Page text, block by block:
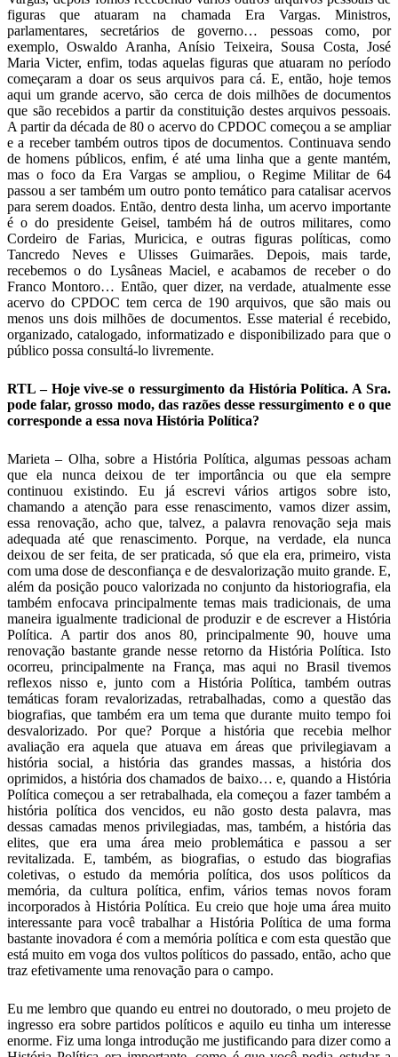
figuras que atuaram na chamada Era Vargas. Ministros,
parlamentares, secretários de governo… pessoas como, por
exemplo, Oswaldo Aranha, Anísio Teixeira, Sousa Costa, José
Maria Victer, enfim, todas aquelas figuras que atuaram no período
começaram a doar os seus arquivos para cá. E, então, hoje temos
aqui um grande acervo, são cerca de dois milhões de documentos
que são recebidos a partir da constituição destes arquivos pessoais.
A partir da década de 80 o acervo do CPDOC começou a se ampliar
e a receber também outros tipos de documentos. Continuava sendo
de homens públicos, enfim, é até uma linha que a gente mantém,
mas o foco da Era Vargas se ampliou, o Regime Militar de 64
passou a ser também um outro ponto temático para catalisar acervos
para serem doados. Então, dentro desta linha, um acervo importante
é o do presidente Geisel, também há de outros militares, como
Cordeiro de Farias, Muricica, e outras figuras políticas, como
Tancredo Neves e Ulisses Guimarães. Depois, mais tarde,
recebemos o do Lysâneas Maciel, e acabamos de receber o do
Franco Montoro… Então, quer dizer, na verdade, atualmente esse
acervo do CPDOC tem cerca de 190 arquivos, que são mais ou
menos uns dois milhões de documentos. Esse material é recebido,
organizado, catalogado, informatizado e disponibilizado para que o
público possa consultá-lo livremente.
RTL – Hoje vive-se o ressurgimento da História Política. A Sra.
pode falar, grosso modo, das razões desse ressurgimento e o que
corresponde a essa nova História Política?
Marieta – Olha, sobre a História Política, algumas pessoas acham
que ela nunca deixou de ter importância ou que ela sempre
continuou existindo. Eu já escrevi vários artigos sobre isto,
chamando a atenção para esse renascimento, vamos dizer assim,
essa renovação, acho que, talvez, a palavra renovação seja mais
adequada até que renascimento. Porque, na verdade, ela nunca
deixou de ser feita, de ser praticada, só que ela era, primeiro, vista
com uma dose de desconfiança e de desvalorização muito grande. E,
além da posição pouco valorizada no conjunto da historiografia, ela
também enfocava principalmente temas mais tradicionais, de uma
maneira igualmente tradicional de produzir e de escrever a História
Política. A partir dos anos 80, principalmente 90, houve uma
renovação bastante grande nesse retorno da História Política. Isto
ocorreu, principalmente na França, mas aqui no Brasil tivemos
reflexos nisso e, junto com a História Política, também outras
temáticas foram revalorizadas, retrabalhadas, como a questão das
biografias, que também era um tema que durante muito tempo foi
desvalorizado. Por que? Porque a história que recebia melhor
avaliação era aquela que atuava em áreas que privilegiavam a
história social, a história das grandes massas, a história dos
oprimidos, a história dos chamados de baixo… e, quando a História
Política começou a ser retrabalhada, ela começou a fazer também a
história política dos vencidos, eu não gosto desta palavra, mas
dessas camadas menos privilegiadas, mas, também, a história das
elites, que era uma área meio problemática e passou a ser
revitalizada. E, também, as biografias, o estudo das biografias
coletivas, o estudo da memória política, dos usos políticos da
memória, da cultura política, enfim, vários temas novos foram
incorporados à História Política. Eu creio que hoje uma área muito
interessante para você trabalhar a História Política de uma forma
bastante inovadora é com a memória política e com esta questão que
está muito em voga dos vultos políticos do passado, então, acho que
traz efetivamente uma renovação para o campo.
Eu me lembro que quando eu entrei no doutorado, o meu projeto de
ingresso era sobre partidos políticos e aquilo eu tinha um interesse
enorme. Fiz uma longa introdução me justificando para dizer como a